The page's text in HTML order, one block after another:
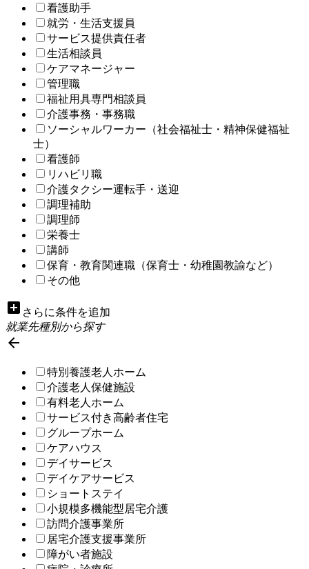
看護助手
就労・生活支援員
サービス提供責任者
生活相談員
ケアマネージャー
管理職
福祉用具専門相談員
介護事務・事務職
ソーシャルワーカー（社会福祉士・精神保健福祉
士）
看護師
リハビリ職
介護タクシー運転手・送迎
調理補助
調理師
栄養士
講師
保育・教育関連職（保育士・幼稚園教諭など）
その他
add_box さらに条件を追加
就業先種別から探す

特別養護老人ホーム
介護老人保健施設
有料老人ホーム
サービス付き高齢者住宅
グループホーム
ケアハウス
デイサービス
デイケアサービス
ショートステイ
小規模多機能型居宅介護
訪問介護事業所
居宅介護支援事業所
障がい者施設